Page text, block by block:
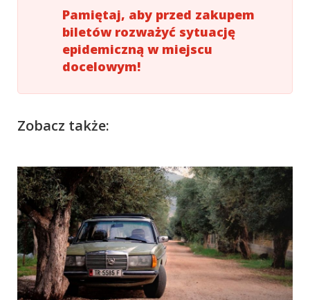
Pamiętaj, aby przed zakupem
biletów rozważyć sytuację
epidemiczną w miejscu
docelowym!
Zobacz także: